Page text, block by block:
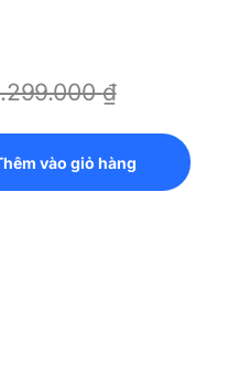
₫
vào giỏ hàng